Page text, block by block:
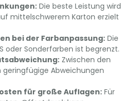
Die beste Leistung wird
mittelschwerem Karton erzielt
bei der Farbanpassung: Die
oder Sonderfarben ist begrenzt.
Zwischen den
geringfügige Abweichungen
für große Auflagen: Für